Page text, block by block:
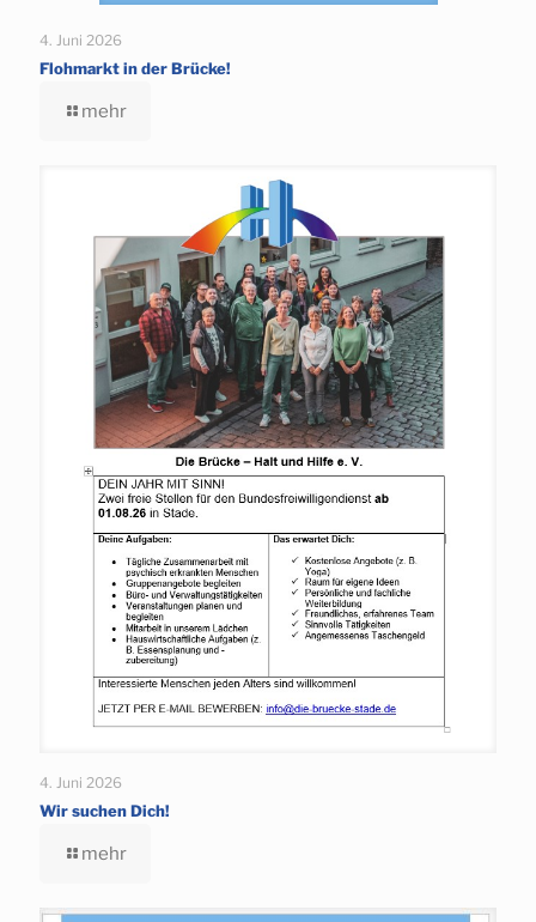
4. Juni 2026
Flohmarkt in der Brücke!
mehr
4. Juni 2026
Wir suchen Dich!
mehr